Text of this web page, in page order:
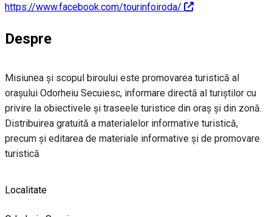
https://www.facebook.com/tourinfoiroda/
Despre
Misiunea și scopul biroului este promovarea turistică al
orașului Odorheiu Secuiesc, informare directă al turiștilor cu
privire la obiectivele și traseele turistice din oraș și din zonă.
Distribuirea gratuită a materialelor informative turistică,
precum și editarea de materiale informative şi de promovare
turistică
Localitate